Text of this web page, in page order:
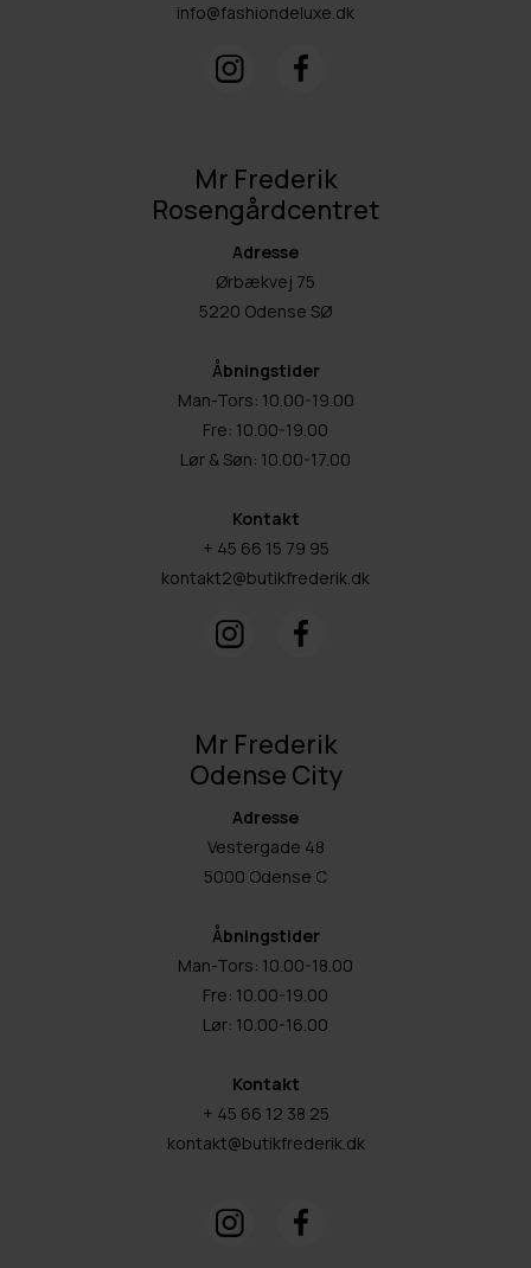
info@fashiondeluxe.dk
Mr Frederik
Rosengårdcentret
Adresse
Ørbækvej 75
5220 Odense SØ
Åbningstider
Man-Tors: 10.00-19.00
Fre: 10.00-19.00
Lør & Søn: 10.00-17.00
Kontakt
+ 45 66 15 79 95
kontakt2@butikfrederik.dk
Mr Frederik
Odense City
Adresse
Vestergade 48
5000 Odense C
Åbningstider
Man-Tors: 10.00-18.00
Fre: 10.00-19.00
Lør: 10.00-16.00
Kontakt
+ 45 66 12 38 25
kontakt@butikfrederik.dk